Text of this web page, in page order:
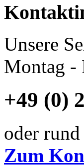
Unsere
Montag -
+49 (0)
oder
Zum